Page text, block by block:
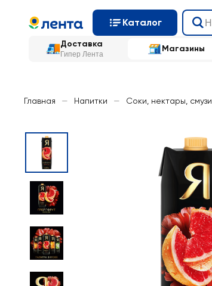
Каталог
Доставка
Гипер Лента
Магазины
Главная — Напитки — Соки, нектары, смузи